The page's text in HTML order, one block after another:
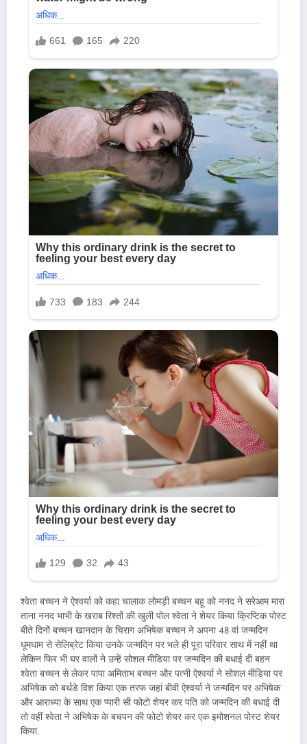
श्वेता बच्चन ने ऐश्वर्या को कहा चालाक लोमड़ी बच्चन बहू को ननद ने सरेआम मारा
ताना ननद भाभी के खराब रिश्तों की खुली पोल श्वेता ने शेयर किया क्रिप्टिक पोस्ट
बीते दिनों बच्चन खानदान के चिराग अभिषेक बच्चन ने अपना 48 वां जन्मदिन
धूमधाम से सेलिब्रेट किया उनके जन्मदिन पर भले ही पूरा परिवार साथ में नहीं था
लेकिन फिर भी घर वालों ने उन्हें सोशल मीडिया पर जन्मदिन की बधाई दी बहन
श्वेता बच्चन से लेकर पापा अमिताभ बच्चन और पत्नी ऐश्वर्या ने सोशल मीडिया पर
अभिषेक को बर्थडे विश किया एक तरफ जहां बीवी ऐश्वर्या ने जन्मदिन पर अभिषेक
और आराध्या के साथ एक प्यारी सी फोटो शेयर कर पति को जन्मदिन की बधाई दी
तो वहीं श्वेता ने अभिषेक के बचपन की फोटो शेयर कर एक इमोशनल पोस्ट शेयर
किया.